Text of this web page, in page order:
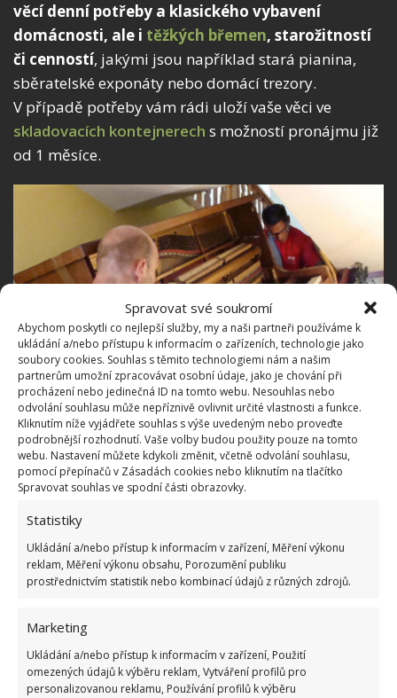
Spravovat své soukromí
Abychom poskytli co nejlepší služby, my a naši partneři používáme k
ukládání a/nebo přístupu k informacím o zařízeních, technologie jako
soubory cookies. Souhlas s těmito technologiemi nám a našim
partnerům umožní zpracovávat osobní údaje, jako je chování při
procházení nebo jedinečná ID na tomto webu. Nesouhlas nebo
odvolání souhlasu může nepříznivě ovlivnit určité vlastnosti a funkce.
Kliknutím níže vyjádřete souhlas s výše uvedeným nebo proveďte
podrobnější rozhodnutí. Vaše volby budou použity pouze na tomto
webu. Nastavení můžete kdykoli změnit, včetně odvolání souhlasu,
pomocí přepínačů v Zásadách cookies nebo kliknutím na tlačítko
Spravovat souhlas ve spodní části obrazovky.
Statistiky
Ukládání a/nebo přístup k informacím v zařízení, Měření výkonu
reklam, Měření výkonu obsahu, Porozumění publiku
prostřednictvím statistik nebo kombinací údajů z různých zdrojů.
Marketing
Ukládání a/nebo přístup k informacím v zařízení, Použití
omezených údajů k výběru reklam, Vytváření profilů pro
personalizovanou reklamu, Používání profilů k výběru
věcí denní potřeby a klasického vybavení
domácnosti, ale i těžkých břemen, starožitností
či cenností, jakými jsou například stará pianina,
sběratelské exponáty nebo domácí trezory.
V případě potřeby vám rádi uloží vaše věci ve
skladovacích kontejnerech s možností pronájmu již
od 1 měsíce.
Přestěhují nejen byt!
Rodinné stěhování, tedy přestěhování domů a bytů
patří mezi nejčastější zakázky, firma však umí zařídit
stěhování kanceláří
výstavních expozic. Pomůže vám i v případě, že se
stěhujete do zahraničíči naopakze zahraničízpět
stěhováním v rámci EU, potažmo celé Evropy, ale i
v zámoří.